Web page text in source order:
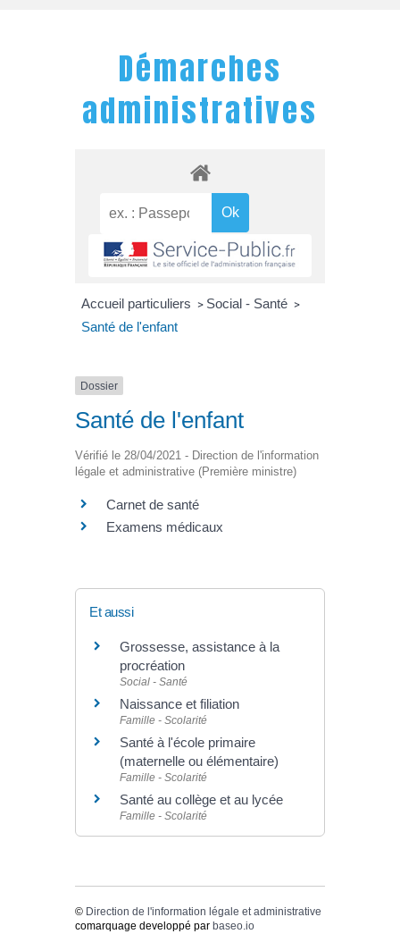
Démarches
administratives
Accueil particuliers > Social - Santé >
Santé de l'enfant
Dossier
Santé de l'enfant
Vérifié le 28/04/2021 - Direction de l'information
légale et administrative (Première ministre)
Carnet de santé
Examens médicaux
Et aussi
Grossesse, assistance à la
procréation
Social - Santé
Naissance et filiation
Famille - Scolarité
Santé à l'école primaire
(maternelle ou élémentaire)
Famille - Scolarité
Santé au collège et au lycée
Famille - Scolarité
© Direction de l'information légale et administrative
comarquage developpé par baseo.io